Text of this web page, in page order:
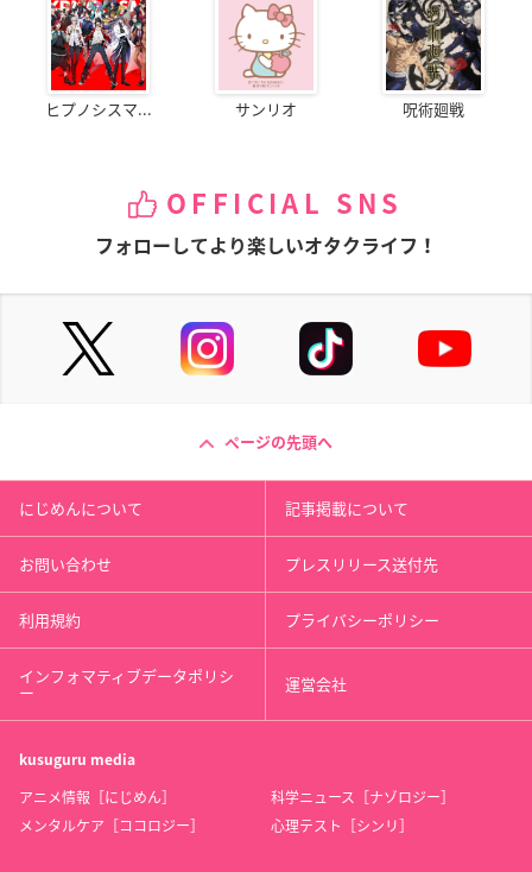
ヒプノシスマ... サンリオ 呪術廻戦
OFFICIAL SNS
フォローしてより楽しいオタクライフ！
ページの先頭へ
にじめんについて 記事掲載について
お問い合わせ プレスリリース送付先
利用規約 プライバシーポリシー
インフォマティブデータポリシ
ー 運営会社
kusuguru media
アニメ情報［にじめん］
科学ニュース［ナゾロジー］
メンタルケア［ココロジー］
心理テスト［シンリ］